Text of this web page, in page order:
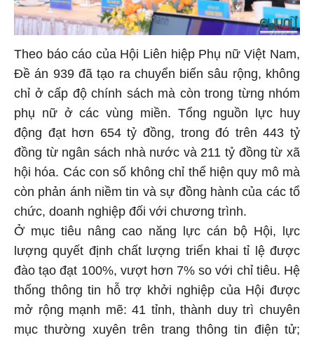
Theo báo cáo của Hội Liên hiệp Phụ nữ Việt Nam,
Đề án 939 đã tạo ra chuyển biến sâu rộng, không
chỉ ở cấp độ chính sách mà còn trong từng nhóm
phụ nữ ở các vùng miền. Tổng nguồn lực huy
động đạt hơn 654 tỷ đồng, trong đó trên 443 tỷ
đồng từ ngân sách nhà nước và 211 tỷ đồng từ xã
hội hóa. Các con số không chỉ thể hiện quy mô mà
còn phản ánh niềm tin và sự đồng hành của các tổ
chức, doanh nghiệp đối với chương trình.
Ở mục tiêu nâng cao năng lực cán bộ Hội, lực
lượng quyết định chất lượng triển khai tỉ lệ được
đào tạo đạt 100%, vượt hơn 7% so với chỉ tiêu. Hệ
thống thông tin hỗ trợ khởi nghiệp của Hội được
mở rộng mạnh mẽ: 41 tỉnh, thành duy trì chuyên
mục thường xuyên trên trang thông tin điện tử;